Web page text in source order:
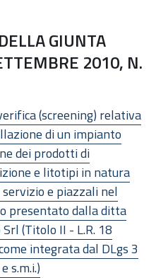
GIUNTA
2010, N.
(screening) relativa
di un impianto
dei prodotti di
e litotipi in natura
e piazzali nel
presentato dalla ditta
(Titolo II - L.R. 18
integrata dal DLgs 3
s.m.i.)